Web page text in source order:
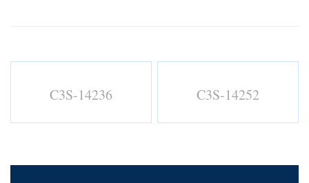
C3S-14236 C3S-14252